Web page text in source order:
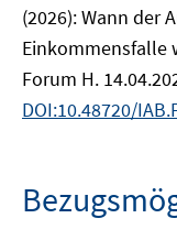
(2026): Wann der
Einkommensfalle
Forum H.
DOI:10.48720/